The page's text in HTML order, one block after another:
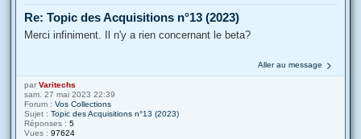
Re: Topic des Acquisitions n°13 (2023)
Merci infiniment. Il n'y a rien concernant le beta?
Aller au message
par Varitechs
sam. 27 mai 2023 22:39
Forum : Vos Collections
Sujet : Topic des Acquisitions n°13 (2023)
Réponses : 5
Vues : 97624